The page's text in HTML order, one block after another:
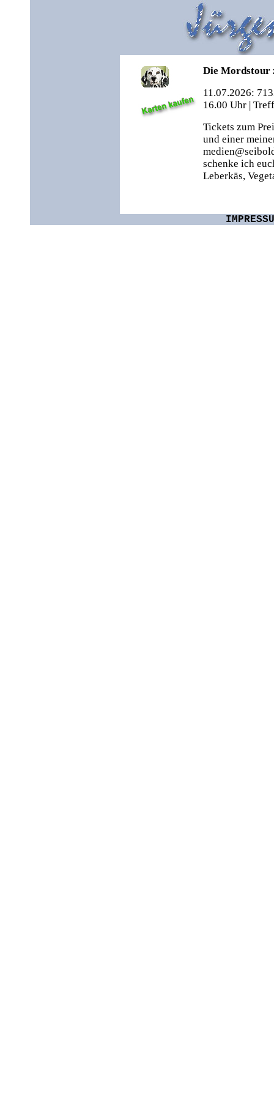
Die Mordstour
11.07.2026:
16.00 Uhr |
Tickets zum
und einer
schenke ich
Leberkäs,